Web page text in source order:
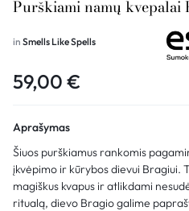
Purškiami namų kvepalai
in Smells Like Spells
59,00 €
Aprašymas
Šiuos purškiamus rankomis
įkvėpimo ir kūrybos dievui Bragiui.
magiškus kvapus ir atlikdami
ritualą, dievo Bragio galime